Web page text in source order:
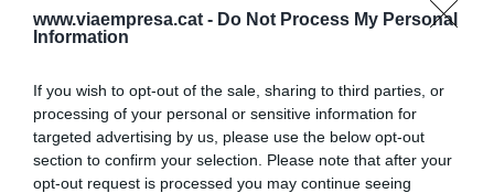
www.viaempresa.cat - Do Not Process My Personal
Information
If you wish to opt-out of the sale, sharing to third parties, or
processing of your personal or sensitive information for
targeted advertising by us, please use the below opt-out
section to confirm your selection. Please note that after your
opt-out request is processed you may continue seeing
Thursdays Beats, unafterworkcon DJlive
musicde 19 a 22 h. Cada semana podéis
para que los barceloneses puedan descubrir la
Catedral, Santa María del Pi y Montjuic desde una
nueva perspectiva.